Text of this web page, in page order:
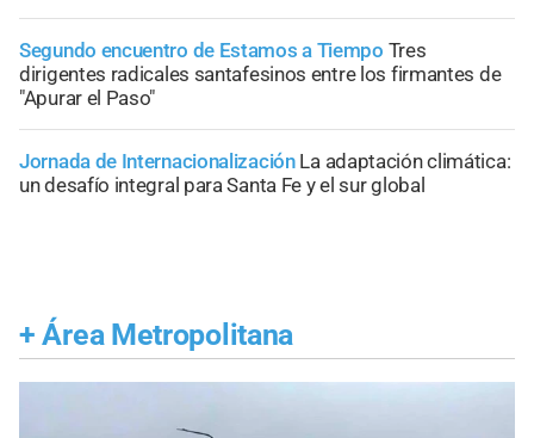
Segundo encuentro de Estamos a Tiempo Tres
dirigentes radicales santafesinos entre los firmantes de
"Apurar el Paso"
Jornada de Internacionalización La adaptación climática:
un desafío integral para Santa Fe y el sur global
+ Área Metropolitana